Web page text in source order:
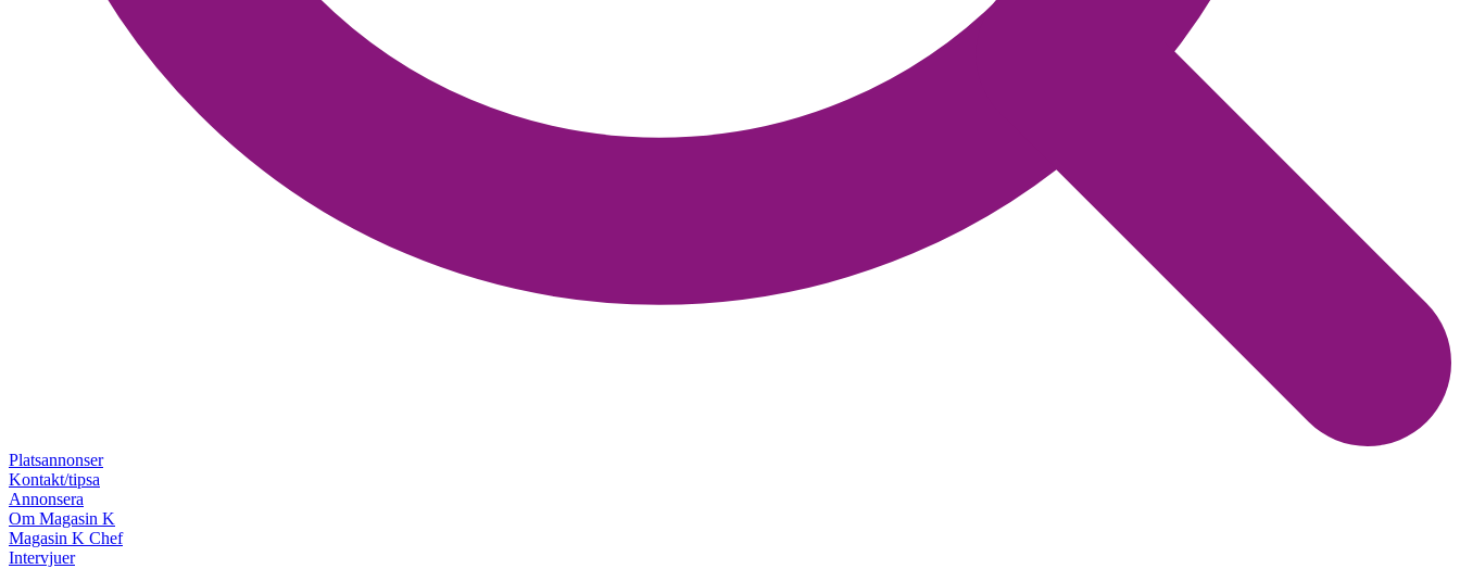
Platsannonser
Kontakt/tipsa
Annonsera
Om Magasin K
Magasin K Chef
Intervjuer